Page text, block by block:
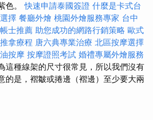
色。快速申請泰國簽證 什麼是卡式台
擇 餐廳外燴 桃園外燴服務專家 台中
士推薦 助您成功的網路行銷策略 歐式
拿療程 唐六典專業治療 北區按摩選擇
按摩 按摩證照考試 婚禮專屬外燴服務
這種線架的尺寸很常見，所以我們沒有
的是，褶皺或捲邊（褶邊）至少要大兩